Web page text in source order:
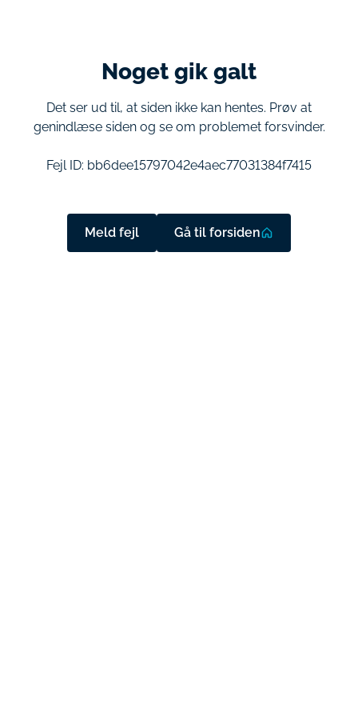
Noget gik galt
Det ser ud til, at siden ikke kan hentes. Prøv at
genindlæse siden og se om problemet forsvinder.
Fejl ID: bb6dee15797042e4aec77031384f7415
Meld fejl Gå til forsiden